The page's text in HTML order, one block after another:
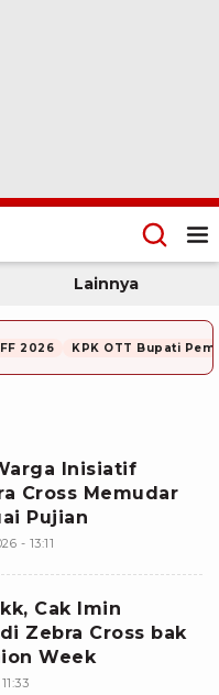
Lainnya
2026 KPK OTT Bupati
Inisiatif
Cross Memudar
Pujian
- 13:11
Cak Imin
Zebra Cross bak
Week